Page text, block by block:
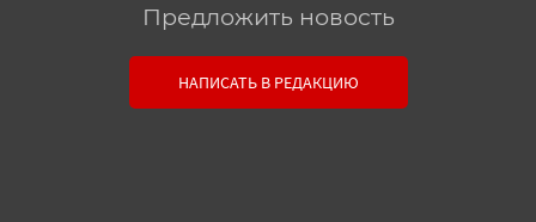
Предложить новость
НАПИСАТЬ В РЕДАКЦИЮ
Связь с редакцией
Оставьте свои настоящие контактные данные,